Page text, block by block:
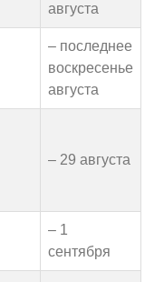
августа
– последнее
воскресенье
августа
– 29 августа
– 1
сентября